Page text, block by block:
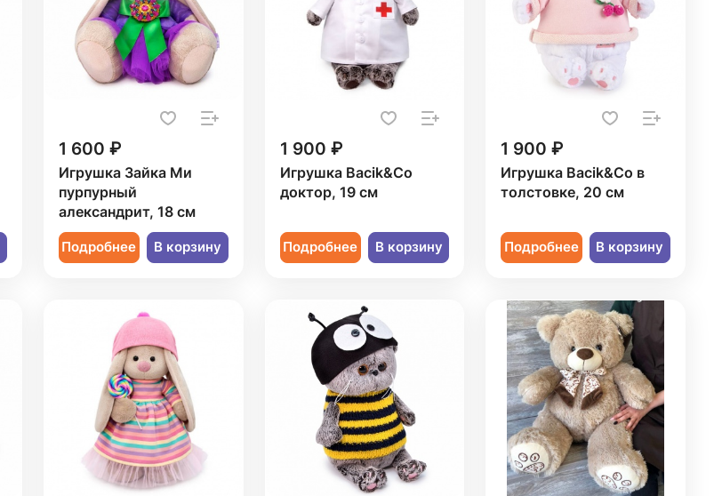
1 600 ₽
Игрушка Зайка Ми
пурпурный
александрит, 18 см
Подробнее В корзину
1 900 ₽
Игрушка Bacik&Co
доктор, 19 см
Подробнее В корзину
1 900 ₽
Игрушка Bacik&Co в
толстовке, 20 см
Подробнее В корзину